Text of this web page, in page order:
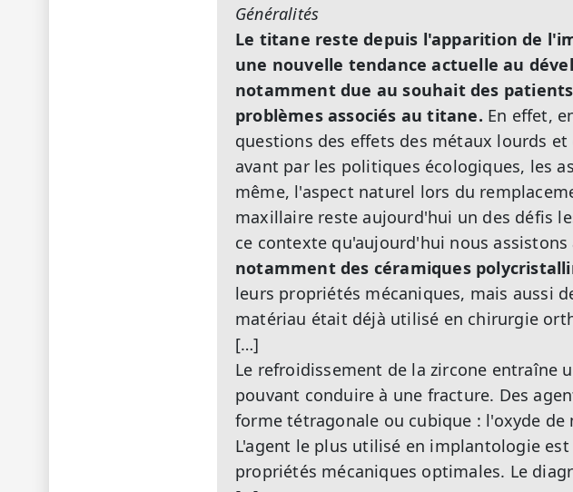
Généralités
Le titane reste depuis l'apparition de
une nouvelle tendance actuelle au
notamment due au souhait des
problèmes associés au titane. En effet,
questions des effets des métaux lourds
avant par les politiques écologiques, les
même, l'aspect naturel lors du
maxillaire reste aujourd'hui un des défis
ce contexte qu'aujourd'hui nous
notamment des céramiques
leurs propriétés mécaniques, mais aussi
matériau était déjà utilisé en chirurgie
[…]
Le refroidissement de la zircone
pouvant conduire à une fracture. Des
forme tétragonale ou cubique : l'oxyde
L'agent le plus utilisé en implantologie
propriétés mécaniques optimales. Le